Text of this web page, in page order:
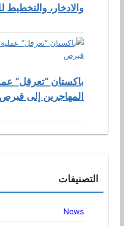
والادخار، والتخطيط
باكستان “تعرقل”
المهاجرين إلى قبرص
التصنيفات
News